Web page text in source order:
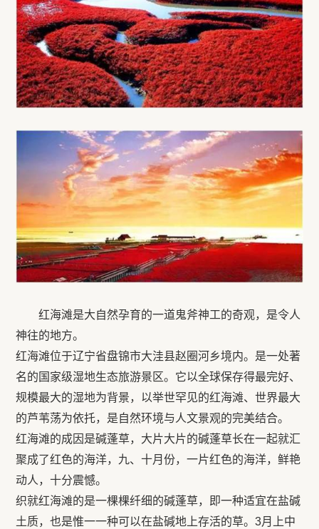
红海滩是大自然孕育的一道鬼斧神工的奇观，是令人
神往的地方。
红海滩位于辽宁省盘锦市大洼县赵圈河乡境内。是一处著
名的国家级湿地生态旅游景区。它以全球保存得最完好、
规模最大的湿地为背景，以举世罕见的红海滩、世界最大
的芦苇荡为依托，是自然环境与人文景观的完美结合。
红海滩的成因是碱蓬草，大片大片的碱蓬草长在一起就汇
聚成了红色的海洋，九、十月份，一片红色的海洋，鲜艳
动人，十分震憾。
织就红海滩的是一棵棵纤细的碱蓬草，即一种适宜在盐碱
土质，也是惟一一种可以在盐碱地上存活的草。3月上中